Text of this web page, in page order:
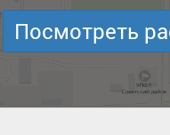
Посмотреть